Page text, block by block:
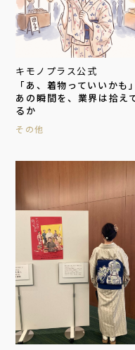
キモノプラス公式
「あ、着物っていいかも
あの瞬間を、業界は拾え
るか
その他